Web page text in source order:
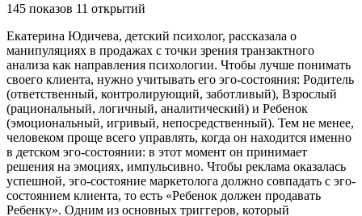
145 показов 11 открытий
Екатерина Юдичева, детский психолог, рассказала о
манипуляциях в продажах с точки зрения транзактного
анализа как направления психологии. Чтобы лучше понимать
своего клиента, нужно учитывать его эго-состояния: Родитель
(ответственный, контролирующий, заботливый), Взрослый
(рациональный, логичный, аналитический) и Ребенок
(эмоциональный, игривый, непосредственный). Тем не менее,
человеком проще всего управлять, когда он находится именно
в детском эго-состоянии: в этот момент он принимает
решения на эмоциях, импульсивно. Чтобы реклама оказалась
успешной, эго-состояние маркетолога должно совпадать с эго-
состоянием клиента, то есть «Ребенок должен продавать
Ребенку». Одним из основных триггеров, который